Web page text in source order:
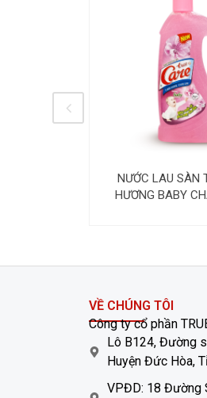
NƯỚC LAU SÀN
HƯƠNG BABY
VỀ CHÚNG TÔI
Công ty cổ phần
Lô B124, Đường
Huyện Đức Hòa,
VPĐD: 18 Đường